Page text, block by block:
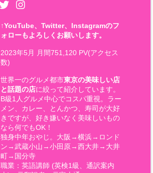
↑YouTube、Twitter、Instagramのフ
ォローもよろしくお願いします。
2023年5月 月間751,120 PV(アクセス
数)
世界一のグルメ都市東京の美味しい店
と話題の店に絞って紹介しています。
B級1人グルメ中心でコスパ重視。ラー
メン、カレー、とんかつ、寿司が大好
きですが、好き嫌いなく美味しいもの
なら何でもOK！
独身中年おやじ。大阪→横浜→ロンド
ン→武蔵小山→小田原→西大井→大井
町→国分寺
職業：英語講師 (英検1級、通訳案内